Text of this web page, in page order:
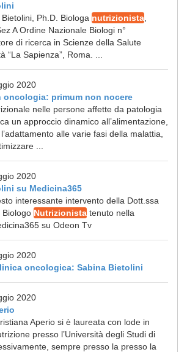
Ph.D. Biologa nutrizionista
A Ordine Nazionale Biologi n°
di ricerca in Scienze della Salute
“La Sapienza”, Roma. ...
2020
oncologia: primum non nocere
nelle persone affette da patologia
un approccio dinamico all’alimentazione,
alle varie fasi della malattia,
...
2020
su Medicina365
interessante intervento della Dott.ssa
Biologo Nutrizionista tenuto nella
su Odeon Tv
2020
oncologica: Sabina Bietolini
2020
Aperio si è laureata con lode in
presso l’Università degli Studi di
sempre presso la presso la